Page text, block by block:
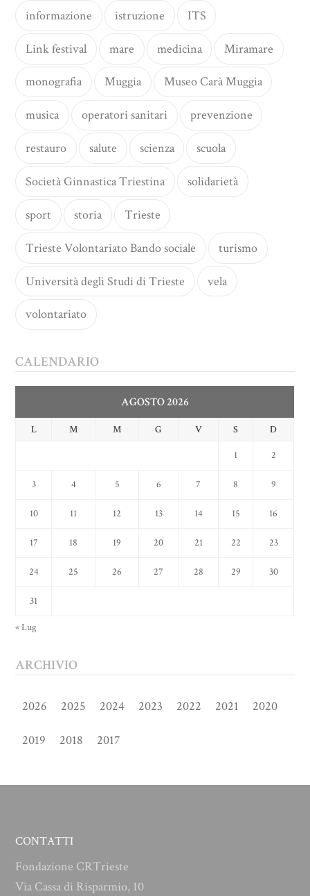
informazione istruzione ITS
Link festival mare medicina Miramare
monografia Muggia Museo Carà Muggia
musica operatori sanitari prevenzione
restauro salute scienza scuola
Società Ginnastica Triestina solidarietà
sport storia Trieste
Trieste Volontariato Bando sociale turismo
Università degli Studi di Trieste vela
volontariato
CALENDARIO
AGOSTO 2026
L M M G V S D
1 2
3 4 5 6 7 8 9
10 11 12 13 14 15 16
17 18 19 20 21 22 23
24 25 26 27 28 29 30
31
« Lug
ARCHIVIO
2026 2025 2024 2023 2022 2021 2020
2019 2018 2017
CONTATTI
Fondazione CRTrieste
Via Cassa di Risparmio, 10